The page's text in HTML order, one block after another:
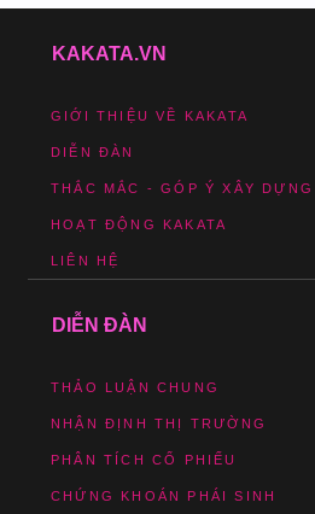
KAKATA.VN
GIỚI THIỆU VỀ KAKATA
DIỄN ĐÀN
THẮC MẮC - GÓP Ý XÂY DỰNG
HOẠT ĐỘNG KAKATA
LIÊN HỆ
DIỄN ĐÀN
THẢO LUẬN CHUNG
NHẬN ĐỊNH THỊ TRƯỜNG
PHÂN TÍCH CỔ PHIẾU
CHỨNG KHOÁN PHÁI SINH